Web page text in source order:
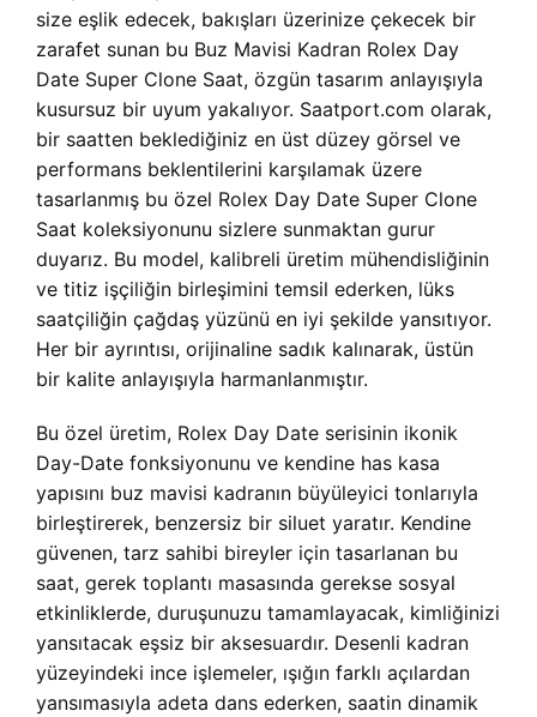
size eşlik edecek, bakışları üzerinize çekecek bir
zarafet sunan bu Buz Mavisi Kadran Rolex Day
Date Super Clone Saat, özgün tasarım anlayışıyla
kusursuz bir uyum yakalıyor. Saatport.com olarak,
bir saatten beklediğiniz en üst düzey görsel ve
performans beklentilerini karşılamak üzere
tasarlanmış bu özel Rolex Day Date Super Clone
Saat koleksiyonunu sizlere sunmaktan gurur
duyarız. Bu model, kalibreli üretim mühendisliğinin
ve titiz işçiliğin birleşimini temsil ederken, lüks
saatçiliğin çağdaş yüzünü en iyi şekilde yansıtıyor.
Her bir ayrıntısı, orijinaline sadık kalınarak, üstün
bir kalite anlayışıyla harmanlanmıştır.
Bu özel üretim, Rolex Day Date serisinin ikonik
Day-Date fonksiyonunu ve kendine has kasa
yapısını buz mavisi kadranın büyüleyici tonlarıyla
birleştirerek, benzersiz bir siluet yaratır. Kendine
güvenen, tarz sahibi bireyler için tasarlanan bu
saat, gerek toplantı masasında gerekse sosyal
etkinliklerde, duruşunuzu tamamlayacak, kimliğinizi
yansıtacak eşsiz bir aksesuardır. Desenli kadran
yüzeyindeki ince işlemeler, ışığın farklı açılardan
yansımasıyla adeta dans ederken, saatin dinamik